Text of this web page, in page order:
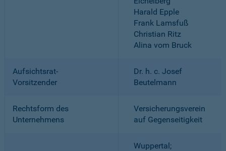
Harald Epple
Frank Lamsfuß
Christian Ritz
Alina vom Bruck
Aufsichtsrat-
Vorsitzender
Dr. h. c. Josef
Beutelmann
Rechtsform des
Unternehmens
Versicherungsverein
auf Gegenseitigkeit
Wuppertal;